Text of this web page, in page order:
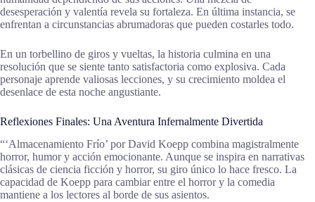
desesperación y valentía revela su fortaleza. En última instancia, se
enfrentan a circunstancias abrumadoras que pueden costarles todo.
En un torbellino de giros y vueltas, la historia culmina en una
resolución que se siente tanto satisfactoria como explosiva. Cada
personaje aprende valiosas lecciones, y su crecimiento moldea el
desenlace de esta noche angustiante.
Reflexiones Finales: Una Aventura Infernalmente Divertida
“‘Almacenamiento Frío’ por David Koepp combina magistralmente
horror, humor y acción emocionante. Aunque se inspira en narrativas
clásicas de ciencia ficción y horror, su giro único lo hace fresco. La
capacidad de Koepp para cambiar entre el horror y la comedia
mantiene a los lectores al borde de sus asientos.